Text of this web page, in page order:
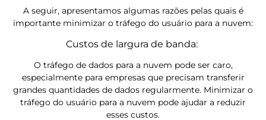
A seguir, apresentamos algumas razões pelas quais é
importante minimizar o tráfego do usuário para a nuvem:
Custos de largura de banda:
O tráfego de dados para a nuvem pode ser caro,
especialmente para empresas que precisam transferir
grandes quantidades de dados regularmente. Minimizar o
tráfego do usuário para a nuvem pode ajudar a reduzir
esses custos.